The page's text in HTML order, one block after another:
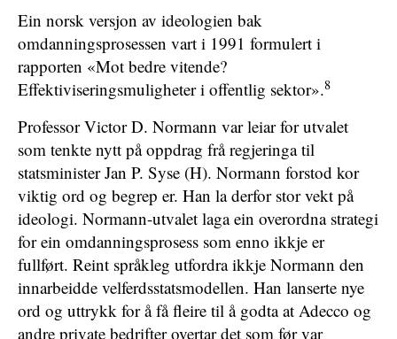
Ein norsk versjon av ideologien bak
omdanningsprosessen vart i 1991 formulert i
rapporten «Mot bedre vitende?
Effektiviseringsmuligheter i offentlig sektor».8
Professor Victor D. Normann var leiar for utvalet
som tenkte nytt på oppdrag frå regjeringa til
statsminister Jan P. Syse (H). Normann forstod kor
viktig ord og begrep er. Han la derfor stor vekt på
ideologi. Normann-utvalet laga ein overordna strategi
for ein omdanningsprosess som enno ikkje er
fullført. Reint språkleg utfordra ikkje Normann den
innarbeidde velferdsstatsmodellen. Han lanserte nye
ord og uttrykk for å få fleire til å godta at Adecco og
andre private bedrifter overtar det som før var